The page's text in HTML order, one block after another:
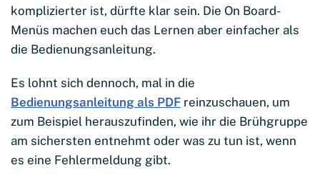
komplizierter ist, dürfte klar sein. Die On Board-
Menüs machen euch das Lernen aber einfacher als
die Bedienungsanleitung.
Es lohnt sich dennoch, mal in die
Bedienungsanleitung als PDF reinzuschauen, um
zum Beispiel herauszufinden, wie ihr die Brühgruppe
am sichersten entnehmt oder was zu tun ist, wenn
es eine Fehlermeldung gibt.